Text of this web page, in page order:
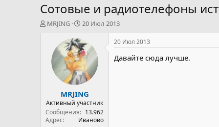
Сотовые и радиотелефоны
А
MRJING
Д
т
а
н
а
ч
а
л
а
20 Июл 2013
MRJING
Активный участник
Сообщения
13.962
Адрес
Иваново
20 Июл 2013
Давайте сюда лучше.